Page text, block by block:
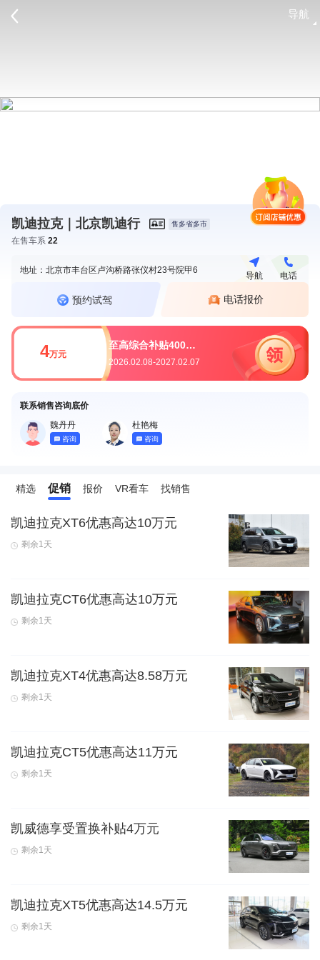
导航
凯迪拉克｜北京凯迪行 售多省多市
在售车系 22
地址：北京市丰台区卢沟桥路张仪村23号院甲6
导航 电话
预约试驾 电话报价
4万元
至高综合补贴40000元
2026.02.08-2027.02.07
联系销售咨询底价
魏丹丹
咨询
杜艳梅
咨询
精选 促销 报价 VR看车 找销售
凯迪拉克XT6优惠高达10万元
剩余1天
凯迪拉克CT6优惠高达10万元
剩余1天
凯迪拉克XT4优惠高达8.58万元
剩余1天
凯迪拉克CT5优惠高达11万元
剩余1天
凯威德享受置换补贴4万元
剩余1天
凯迪拉克XT5优惠高达14.5万元
剩余1天